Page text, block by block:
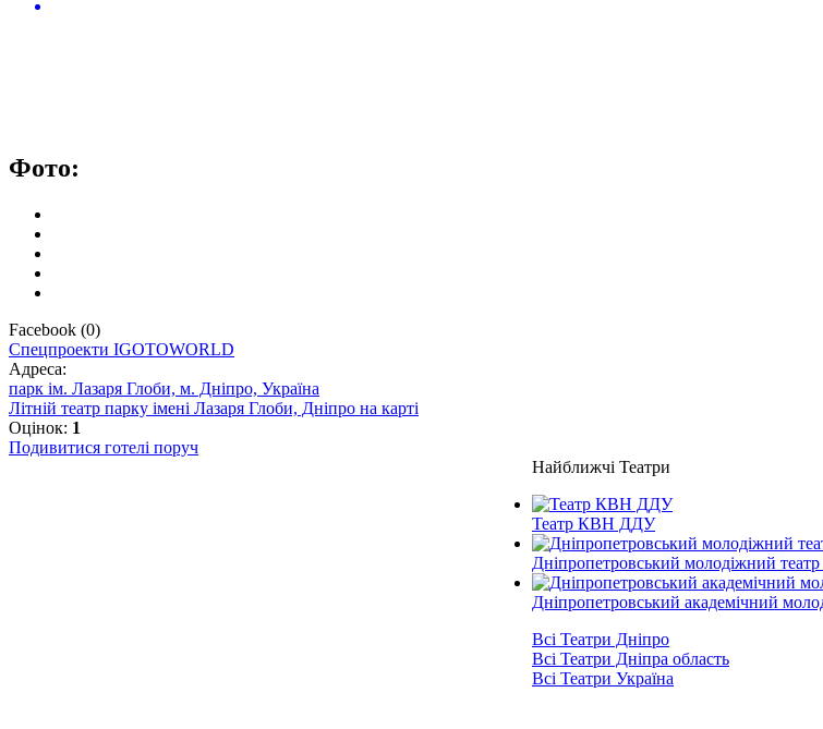
Фото:
Facebook (0)
Спецпроекти IGOTOWORLD
Адреса:
парк ім. Лазаря Глоби, м. Дніпро, Україна
Літній театр парку імені Лазаря Глоби, Дніпро на карті
Оцінок: 1
Подивитися готелі поруч
Найближчі Театри
Театр КВН ДДУ
Дніпропетровський молодіжний
Дніпропетровський академічний
Всі Театри Дніпро
Всі Театри Дніпра область
Всі Театри Україна